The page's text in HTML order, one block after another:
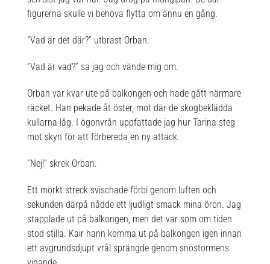
figurerna skulle vi behöva flytta om ännu en gång.
”Vad är det där?” utbrast Orban.
”Vad är vad?” sa jag och vände mig om.
Orban var kvar ute på balkongen och hade gått närmare
räcket. Han pekade åt öster, mot där de skogbeklädda
kullarna låg. I ögonvrån uppfattade jag hur Tarina steg
mot skyn för att förbereda en ny attack.
”Nej!” skrek Orban.
Ett mörkt streck svischade förbi genom luften och
sekunden därpå nådde ett ljudligt smack mina öron. Jag
stapplade ut på balkongen, men det var som om tiden
stod stilla. Kair hann komma ut på balkongen igen innan
ett avgrundsdjupt vrål sprängde genom snöstormens